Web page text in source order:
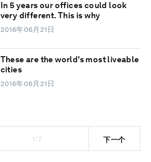
In 5 years our offices could look
very different. This is why
2016年06月21日
These are the world's most liveable
cities
2016年06月21日
1/2 下一个